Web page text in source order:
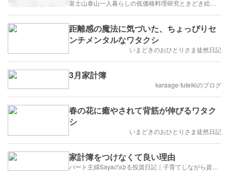
距離感の魔法に気づいた、ちょっぴりセ
ンチメンタルなワタクシ
いまどきのおひとりさま徒然日記
3月家計簿
karaage-futeikiのブログ
春の花に癒やされて背筋が伸びるワタク
シ
いまどきのおひとりさま徒然日記
家計簿をつけなくて良い理由